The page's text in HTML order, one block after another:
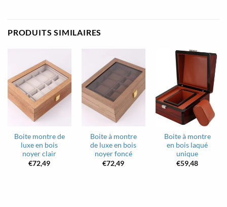
PRODUITS SIMILAIRES
Boite montre de
luxe en bois
noyer clair
€72,49
Boite à montre
de luxe en bois
noyer foncé
€72,49
Boite à montre
en bois laqué
unique
€59,48